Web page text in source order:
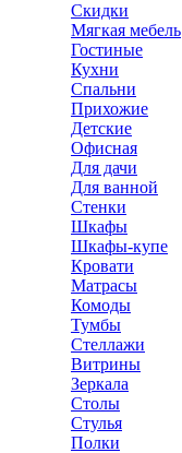
Скидки
Мягкая мебель
Гостиные
Кухни
Спальни
Прихожие
Детские
Офисная
Для дачи
Для ванной
Стенки
Шкафы
Шкафы-купе
Кровати
Матрасы
Комоды
Тумбы
Стеллажи
Витрины
Зеркала
Столы
Стулья
Полки